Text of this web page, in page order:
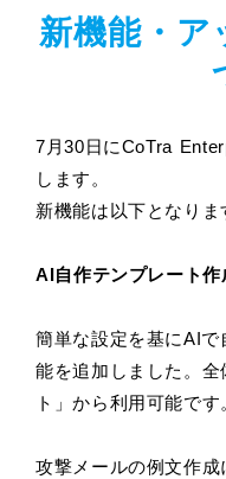
新機能・ア
7月30日にCoTra
します。
新機能は以下となりま
AI自作テンプレート作
簡単な設定を基にAI
能を追加しました。
ト」から利用可能です
攻撃メールの例文作